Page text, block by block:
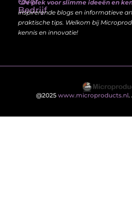
Bedrijf
“De plek voor slimme ideeën en
inspirerende blogs en informatieve
praktische tips. Welkom bij
kennis en innovatie!
@2025 www.microproducts.nl.